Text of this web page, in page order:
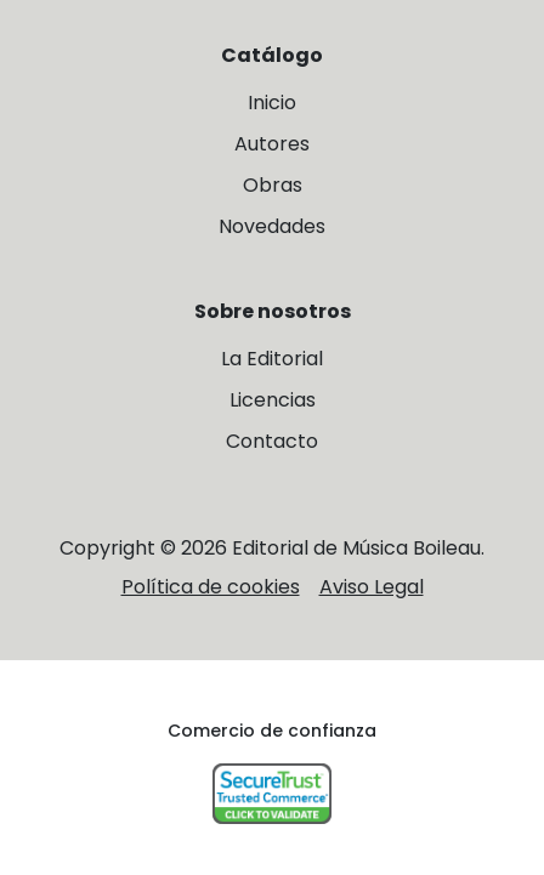
Catálogo
Inicio
Autores
Obras
Novedades
Sobre nosotros
La Editorial
Licencias
Contacto
Copyright © 2026 Editorial de Música Boileau.
Política de cookies
Aviso Legal
Comercio de confianza